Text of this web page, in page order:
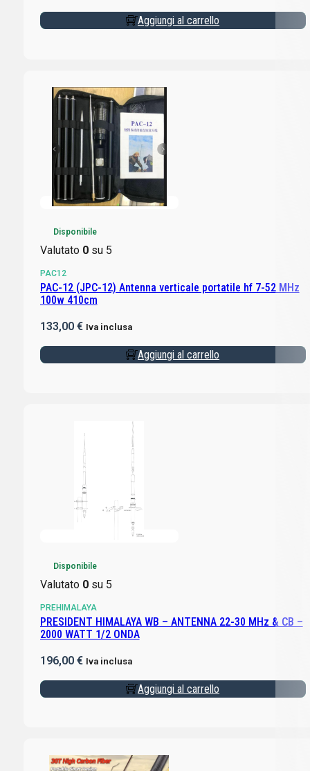
Aggiungi al carrello
Disponibile
Valutato 0su 5
PAC12
PAC-12 (JPC-12) Antenna verticale portatile hf 7-52 MHz
100w 410cm
133,00 € Iva inclusa
Aggiungi al carrello
Disponibile
Valutato 0su 5
PREHIMALAYA
PRESIDENT HIMALAYA WB – ANTENNA 22-30 MHz & CB –
2000 WATT 1/2 ONDA
196,00 € Iva inclusa
Aggiungi al carrello